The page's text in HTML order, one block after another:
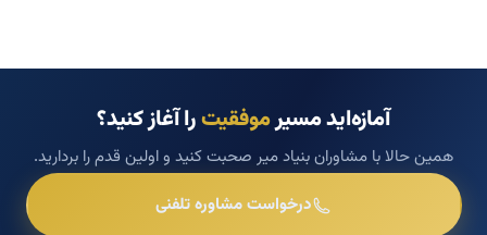
آمازه‌اید مسیرموفقیترا آغاز کنید؟
همین حالا با مشاوران بنیاد میر صحبت کنید و اولین قدم را بردارید.
درخواست مشاوره تلفنی